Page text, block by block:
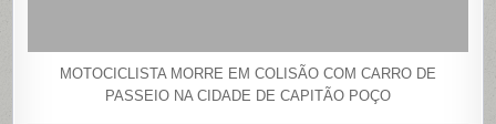
MOTOCICLISTA MORRE EM COLISÃO COM CARRO DE
PASSEIO NA CIDADE DE CAPITÃO POÇO